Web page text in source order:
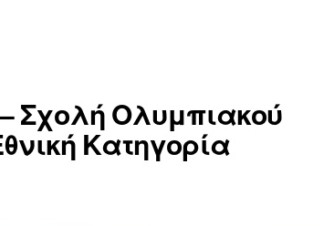
Σχολή Ολυμπιακού
Κατηγορία